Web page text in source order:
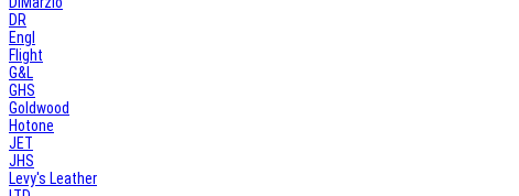
DR
Engl
Flight
G&L
GHS
Goldwood
Hotone
JET
JHS
Levy's Leather